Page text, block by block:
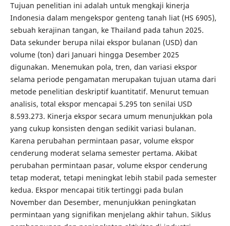
Tujuan penelitian ini adalah untuk mengkaji kinerja
Indonesia dalam mengekspor genteng tanah liat (HS 6905),
sebuah kerajinan tangan, ke Thailand pada tahun 2025.
Data sekunder berupa nilai ekspor bulanan (USD) dan
volume (ton) dari Januari hingga Desember 2025
digunakan. Menemukan pola, tren, dan variasi ekspor
selama periode pengamatan merupakan tujuan utama dari
metode penelitian deskriptif kuantitatif. Menurut temuan
analisis, total ekspor mencapai 5.295 ton senilai USD
8.593.273. Kinerja ekspor secara umum menunjukkan pola
yang cukup konsisten dengan sedikit variasi bulanan.
Karena perubahan permintaan pasar, volume ekspor
cenderung moderat selama semester pertama. Akibat
perubahan permintaan pasar, volume ekspor cenderung
tetap moderat, tetapi meningkat lebih stabil pada semester
kedua. Ekspor mencapai titik tertinggi pada bulan
November dan Desember, menunjukkan peningkatan
permintaan yang signifikan menjelang akhir tahun. Siklus